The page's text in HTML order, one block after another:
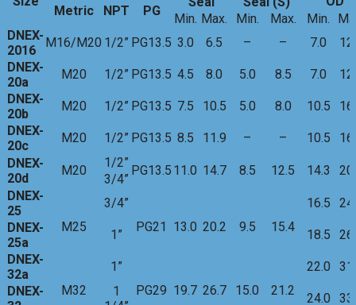
Metric NPT PG
Min. Max. Min. Max. Min.
DNEX-
2016
M16/M20 1/2” PG13.5 3.0 6.5 – – 7.0
DNEX-
20a
M20 1/2” PG13.5 4.5 8.0 5.0 8.5 7.0
DNEX-
20b
M20 1/2” PG13.5 7.5 10.5 5.0 8.0 10.5
DNEX-
20c
M20 1/2” PG13.5 8.5 11.9 – – 10.5
DNEX-
20d
M20
1/2”
PG13.5 11.0 14.7 8.5 12.5 14.3
3/4”
DNEX-
25
M25
3/4”
PG21 13.0 20.2 9.5 15.4
16.5
DNEX-
25a
1” 18.5
DNEX-
32a
M32
1”
PG29 19.7 26.7 15.0 21.2
22.0
DNEX-
1
24.0